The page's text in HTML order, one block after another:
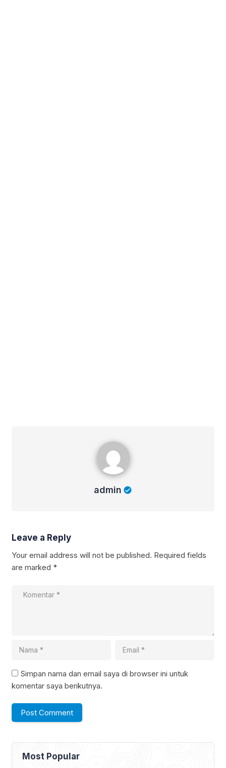
admin
Leave a Reply
Your email address will not be published. Required fields
are marked *
Simpan nama dan email saya di browser ini untuk
komentar saya berikutnya.
Most Popular